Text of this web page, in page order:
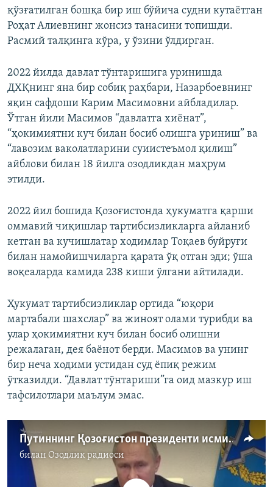
қўзғатилган бошқа бир иш бўйича судни кутаётган
Роҳат Алиевнинг жонсиз танасини топишди.
Расмий талқинга кўра, у ўзини ўлдирган.
2022 йилда давлат тўнтаришига уринишда
ДХҚнинг яна бир собиқ раҳбари, Назарбоевнинг
яқин сафдоши Карим Масимовни айбладилар.
Ўтган йили Масимов “давлатга хиёнат”,
“ҳокимиятни куч билан босиб олишга уриниш” ва
“лавозим ваколатларини суиистеъмол қилиш”
айблови билан 18 йилга озодликдан маҳрум
этилди.
2022 йил бошида Қозоғистонда ҳукуматга қарши
оммавий чиқишлар тартибсизликларга айланиб
кетган ва кучишлатар ходимлар Тоқаев буйруғи
билан намойишчиларга қарата ўқ отган эди; ўша
воқеаларда камида 238 киши ўлгани айтилади.
Ҳукумат тартибсизликлар ортида “юқори
мартабали шахслар” ва жиноят олами турибди ва
улар ҳокимиятни куч билан босиб олишни
режалаган, дея баёнот берди. Масимов ва унинг
бир неча ходими устидан суд ёпиқ режим
ўтказилди. “Давлат тўнтариши”га оид мазкур иш
тафсилотлари маълум эмас.
Путиннинг Қозоғистон президенти исмини адаштириши тасодифми ëки...?
билан Озодлик радиоси